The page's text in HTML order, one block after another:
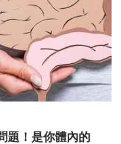
題！是你體內的